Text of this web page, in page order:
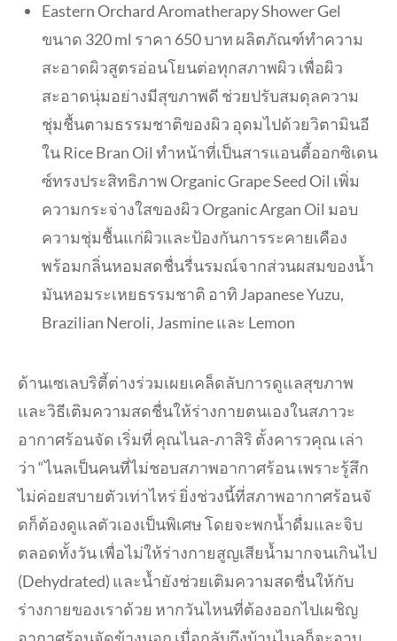
Eastern Orchard Aromatherapy Shower Gel
ขนาด 320 ml ราคา 650 บาท ผลิตภัณฑ์ทำความ
สะอาดผิวสูตรอ่อนโยนต่อทุกสภาพผิว เพื่อผิว
สะอาดนุ่มอย่างมีสุขภาพดี ช่วยปรับสมดุลความ
ชุ่มชื้นตามธรรมชาติของผิว อุดมไปด้วยวิตามินอี
ใน Rice Bran Oil ทำหน้าที่เป็นสารแอนตี้ออกซิเดน
ซ์ทรงประสิทธิภาพ Organic Grape Seed Oil เพิ่ม
ความกระจ่างใสของผิว Organic Argan Oil มอบ
ความชุ่มชื้นแก่ผิวและป้องกันการระคายเคือง
พร้อมกลิ่นหอมสดชื่นรื่นรมณ์จากส่วนผสมของน้ำ
มันหอมระเหยธรรมชาติ อาทิ Japanese Yuzu,
Brazilian Neroli, Jasmine และ Lemon
ด้านเซเลบริตี้ต่างร่วมเผยเคล็ดลับการดูแลสุขภาพ
และวิธีเติมความสดชื่นให้ร่างกายตนเองในสภาวะ
อากาศร้อนจัด เริ่มที่ คุณไนล-ภาสิริ ตั้งคารวคุณ เล่า
ว่า “ไนลเป็นคนที่ไม่ชอบสภาพอากาศร้อน เพราะรู้สึก
ไม่ค่อยสบายตัวเท่าไหร่ ยิ่งช่วงนี้ที่สภาพอากาศร้อนจั
ดก็ต้องดูแลตัวเองเป็นพิเศษ โดยจะพกน้ำดื่มและจิบ
ตลอดทั้งวัน เพื่อไม่ให้ร่างกายสูญเสียน้ำมากจนเกินไป
(Dehydrated) และน้ำยังช่วยเติมความสดชื่นให้กับ
ร่างกายของเราด้วย หากวันไหนที่ต้องออกไปเผชิญ